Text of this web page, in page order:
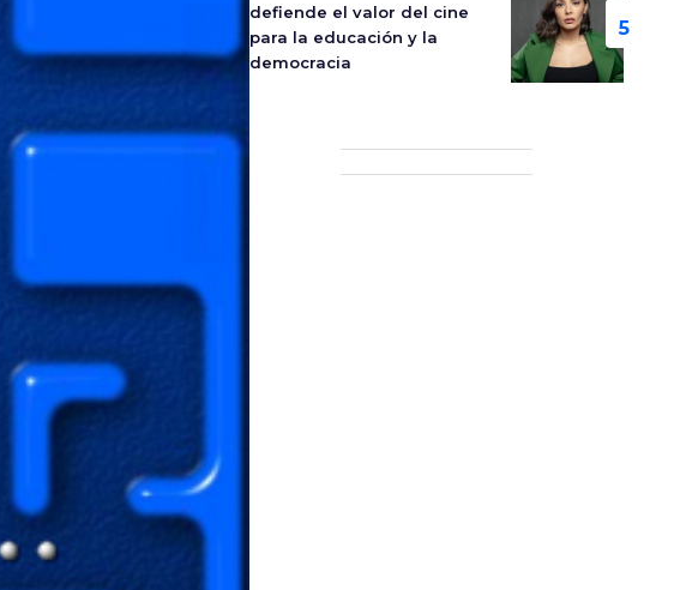
defiende el valor del cine
para la educación y la
democracia